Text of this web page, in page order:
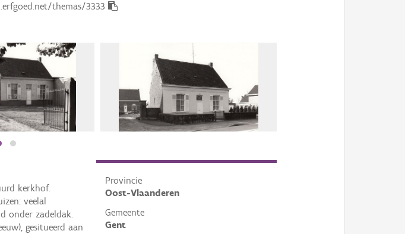
themas/3333
Provincie
Oost-Vlaanderen
Gemeente
Gent
kerkhof.
veelal
onder zadeldak.
gesitueerd aan